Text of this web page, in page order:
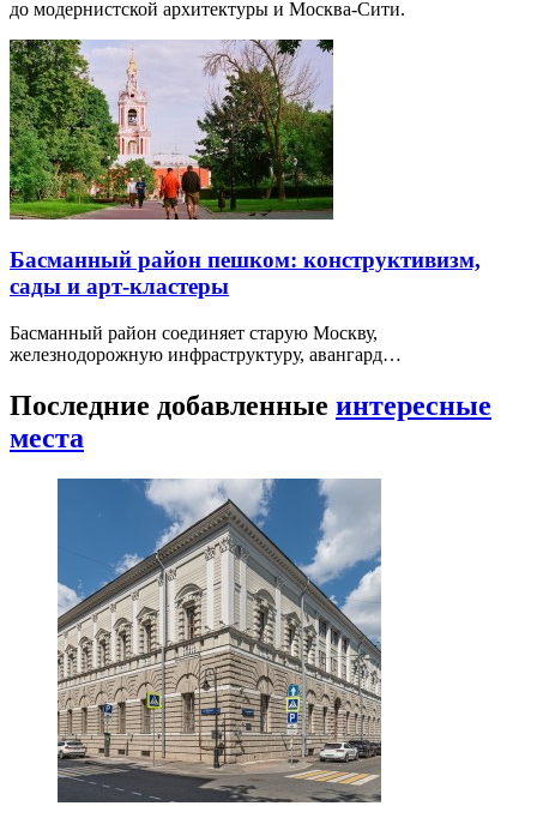
до модернистской архитектуры и Москва-Сити.
Басманный район пешком: конструктивизм,
сады и арт-кластеры
Басманный район соединяет старую Москву,
железнодорожную инфраструктуру, авангард…
Последние добавленные интересные
места